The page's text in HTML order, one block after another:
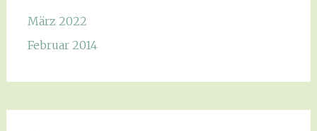
März 2022
Februar 2014